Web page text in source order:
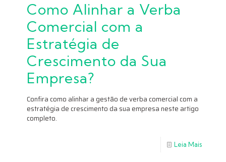
Como Alinhar a Verba
Comercial com a
Estratégia de
Crescimento da Sua
Empresa?
Confira como alinhar a gestão de verba comercial com a
estratégia de crescimento da sua empresa neste artigo
completo.
Leia Mais